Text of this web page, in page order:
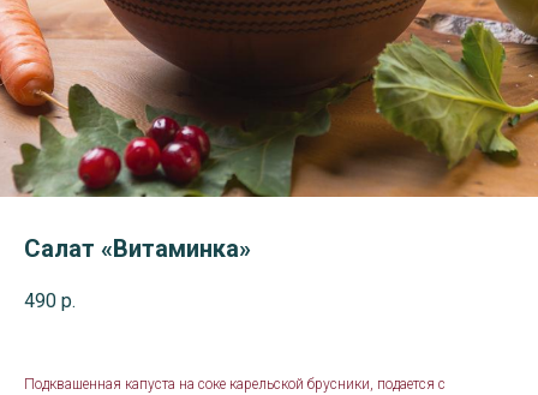
Салат «Витаминка»
490 р.
Подквашенная капуста на соке карельской брусники, подается с